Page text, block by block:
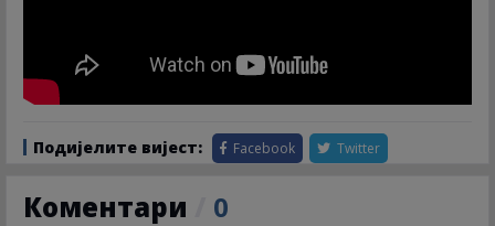
Подијелите вијест: Facebook Twitter
Коментари 0